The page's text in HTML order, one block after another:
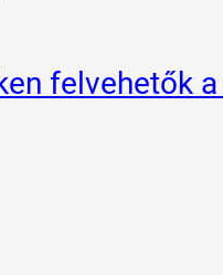
felvehetők